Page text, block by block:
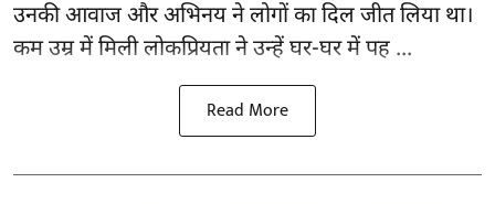
उनकी आवाज और अभिनय ने लोगों का दिल जीत लिया था।
कम उम्र में मिली लोकप्रियता ने उन्हें घर-घर में पह ...
Read More